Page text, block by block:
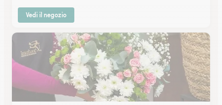
Vedi il negozio